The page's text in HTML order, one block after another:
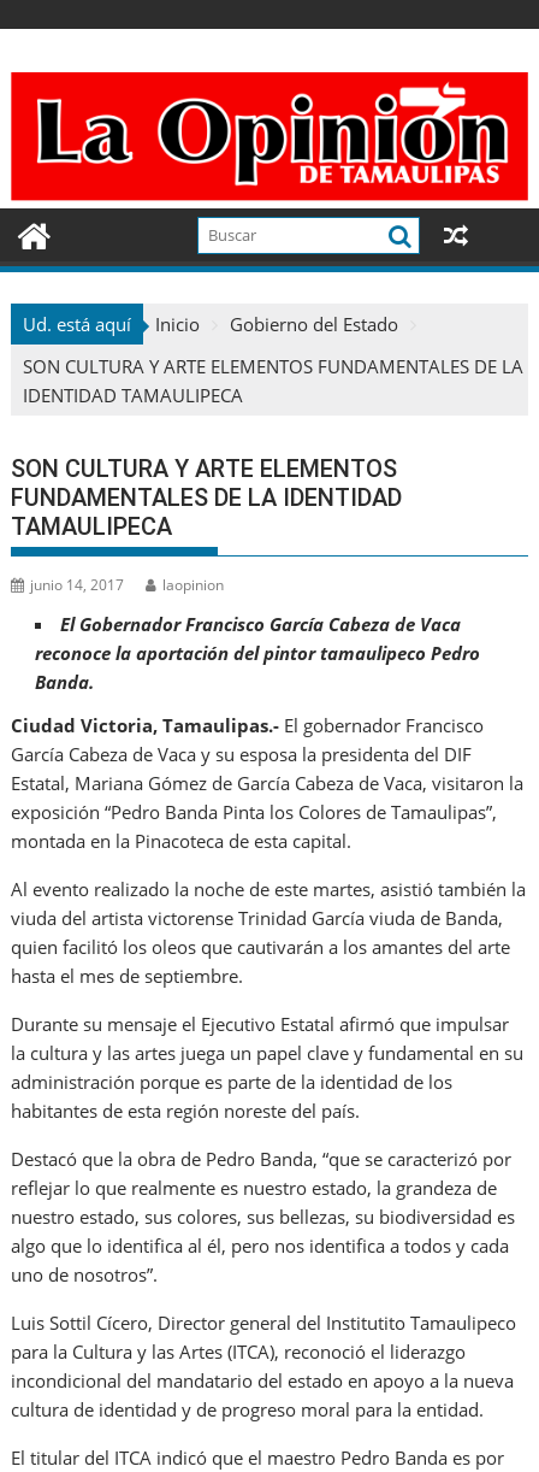
contenido
Ud. está aquí Inicio
Gobierno del Estado
SON CULTURA Y ARTE ELEMENTOS FUNDAMENTALES DE LA
IDENTIDAD TAMAULIPECA
SON CULTURA Y ARTE ELEMENTOS
FUNDAMENTALES DE LA IDENTIDAD
TAMAULIPECA
junio 14, 2017 laopinion
El Gobernador Francisco García Cabeza de Vaca
reconoce la aportación del pintor tamaulipeco Pedro
Banda.
Ciudad Victoria, Tamaulipas.- El gobernador Francisco
García Cabeza de Vaca y su esposa la presidenta del DIF
Estatal, Mariana Gómez de García Cabeza de Vaca, visitaron la
exposición “Pedro Banda Pinta los Colores de Tamaulipas”,
montada en la Pinacoteca de esta capital.
Al evento realizado la noche de este martes, asistió también la
viuda del artista victorense Trinidad García viuda de Banda,
quien facilitó los oleos que cautivarán a los amantes del arte
hasta el mes de septiembre.
Durante su mensaje el Ejecutivo Estatal afirmó que impulsar
la cultura y las artes juega un papel clave y fundamental en su
administración porque es parte de la identidad de los
habitantes de esta región noreste del país.
Destacó que la obra de Pedro Banda, “que se caracterizó por
reflejar lo que realmente es nuestro estado, la grandeza de
nuestro estado, sus colores, sus bellezas, su biodiversidad es
algo que lo identifica al él, pero nos identifica a todos y cada
uno de nosotros”.
Luis Sottil Cícero, Director general del Institutito Tamaulipeco
para la Cultura y las Artes (ITCA), reconoció el liderazgo
incondicional del mandatario del estado en apoyo a la nueva
cultura de identidad y de progreso moral para la entidad.
El titular del ITCA indicó que el maestro Pedro Banda es por